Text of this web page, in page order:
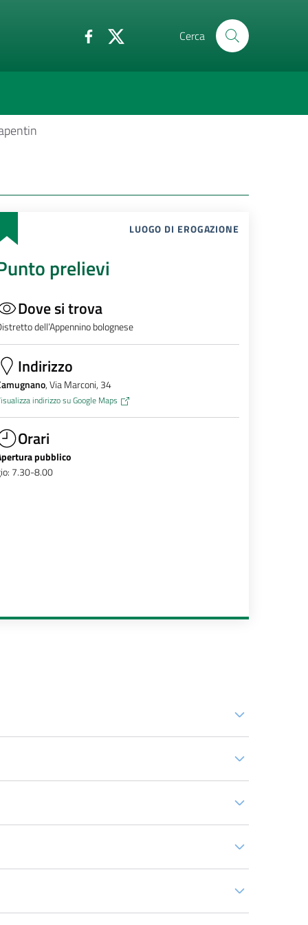
Cerca
LUOGO DI EROGAZIONE
prelievi
Dove si trova
dell’Appennino bolognese
Indirizzo
, Via Marconi, 34
indirizzo su Google Maps
Orari
pubblico
7.30-8.00